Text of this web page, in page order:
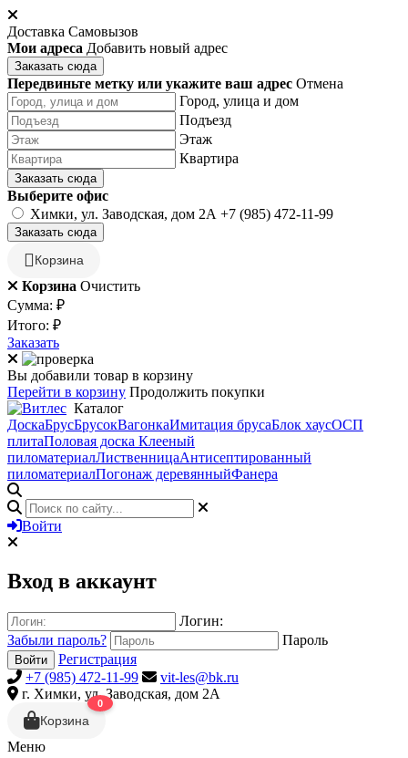
Доставка Самовызов
Мои адреса Добавить новый адрес
Заказать сюда
Передвиньте метку или укажите ваш адрес Отмена
Город, улица и дом
Подъезд
Этаж
Квартира
Заказать сюда
Выберите офис
Химки, ул. Заводская, дом 2А +7 (985) 472-11-99
Заказать сюда
Корзина
Корзина Очистить
Сумма: ₽
Итого: ₽
Заказать
Вы добавили товар в корзину
Перейти в корзину Продолжить покупки
Каталог
ДоскаБрусБрусокВагонкаИмитация брусаБлок хаусОСП
плитаПоловая доска Клееный
пиломатериалЛиственницаАнтисептированный
пиломатериалПогонаж деревянныйФанера
Войти
Вход в аккаунт
Логин:
Забыли пароль?
Пароль
Войти
Регистрация
+7 (985) 472-11-99
vit-les@bk.ru
г. Химки, ул. Заводская, дом 2А
Корзина
0
Меню